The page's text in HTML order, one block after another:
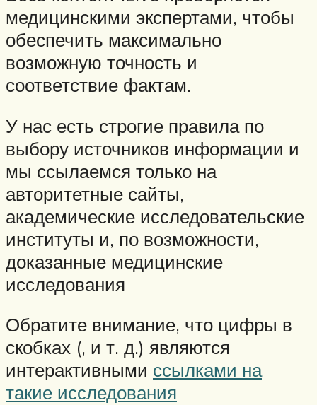
медицинскими экспертами, чтобы
обеспечить максимально
возможную точность и
соответствие фактам.
У нас есть строгие правила по
выбору источников информации и
мы ссылаемся только на
авторитетные сайты,
академические исследовательские
институты и, по возможности,
доказанные медицинские
исследования
Обратите внимание, что цифры в
скобках (, и т. д.) являются
интерактивными ссылками на
такие исследования